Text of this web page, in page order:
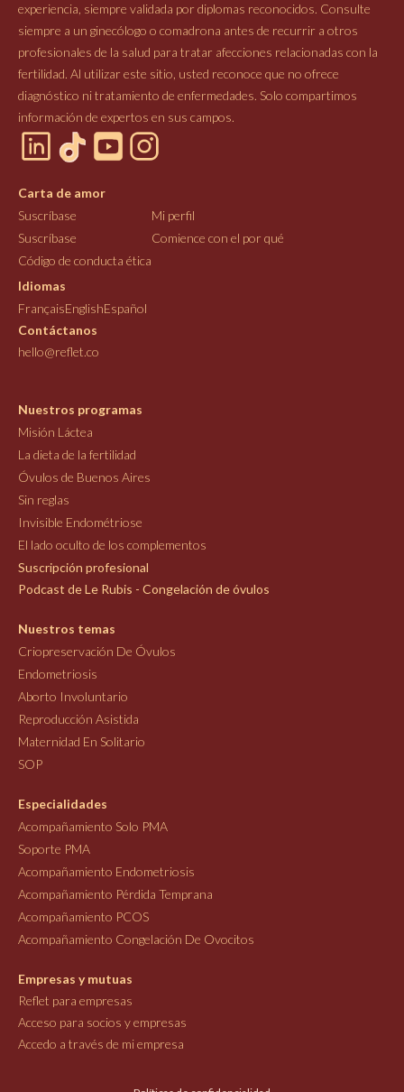
experiencia, siempre validada por diplomas reconocidos. Consulte
siempre a un ginecólogo o comadrona antes de recurrir a otros
profesionales de la salud para tratar afecciones relacionadas con la
fertilidad. Al utilizar este sitio, usted reconoce que no ofrece
diagnóstico ni tratamiento de enfermedades. Solo compartimos
información de expertos en sus campos.
Carta de amor
Suscríbase
Mi perfil
Suscríbase
Comience con el por qué
Código de conducta ética
Idiomas
FrançaisEnglishEspañol
Contáctanos
hello@reflet.co
Nuestros programas
Misión Láctea
La dieta de la fertilidad
Óvulos de Buenos Aires
Sin reglas
Invisible Endométriose
El lado oculto de los complementos
Suscripción profesional
Podcast de Le Rubis - Congelación de óvulos
Nuestros temas
Criopreservación De Óvulos
Endometriosis
Aborto Involuntario
Reproducción Asistida
Maternidad En Solitario
SOP
Especialidades
Acompañamiento Solo PMA
Soporte PMA
Acompañamiento Endometriosis
Acompañamiento Pérdida Temprana
Acompañamiento PCOS
Acompañamiento Congelación De Ovocitos
Empresas y mutuas
Reflet para empresas
Acceso para socios y empresas
Accedo a través de mi empresa